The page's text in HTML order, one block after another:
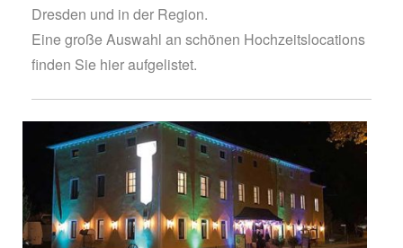
Dresden und in der Region.
Eine große Auswahl an schönen Hochzeitslocations
finden Sie hier aufgelistet.